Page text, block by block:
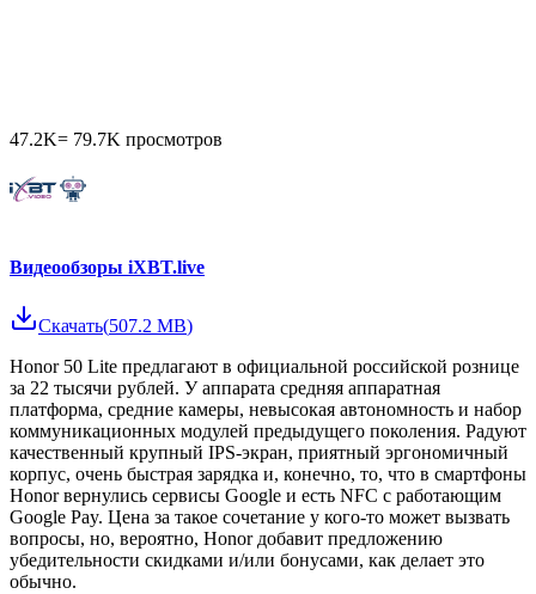
47.2K= 79.7K просмотров
Видеообзоры iXBT.live
Скачать(507.2 MB)
Honor 50 Lite предлагают в официальной российской рознице
за 22 тысячи рублей. У аппарата средняя аппаратная
платформа, средние камеры, невысокая автономность и набор
коммуникационных модулей предыдущего поколения. Радуют
качественный крупный IPS-экран, приятный эргономичный
корпус, очень быстрая зарядка и, конечно, то, что в смартфоны
Honor вернулись сервисы Google и есть NFC с работающим
Google Pay. Цена за такое сочетание у кого-то может вызвать
вопросы, но, вероятно, Honor добавит предложению
убедительности скидками и/или бонусами, как делает это
обычно.